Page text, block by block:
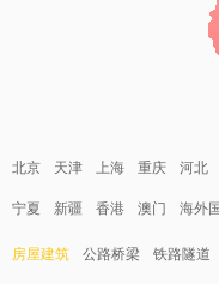
北京 天津 上海 重庆 河北
宁夏 新疆 香港 澳门 海外
房屋建筑 公路桥梁 铁路隧道